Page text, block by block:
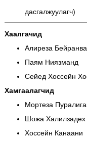
дасгалжуулагч)
Хаалгачид
Алиреза
Паям Ниязманд
Сейед Хоссейн
Хамгаалагчид
Мортеза
Шожа Халилзадех
Хоссейн Канаани